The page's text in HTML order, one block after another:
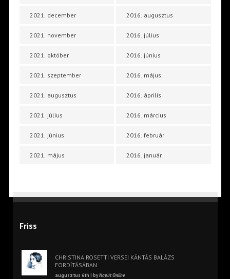
2021. december
2021. november
2021. október
2021. szeptember
2021. augusztus
2021. július
2021. június
2021. május
2016. augusztus
2016. július
2016. június
2016. május
2016. április
2016. március
2016. február
2016. január
Friss
CHRISTINA ROSETTI VERSEI KÁNTÁS BALÁZS
FORDÍTÁSÁBAN
augusztus 6th | byNapút Online